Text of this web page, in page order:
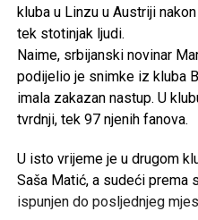
kluba u Linzu u Austriji
tek stotinjak ljudi.
Naime, srbijanski novinar
podijelio je snimke iz kluba
imala zakazan nastup. U
tvrdnji, tek 97 njenih fanova.
U isto vrijeme je u drugom
Saša Matić, a sudeći prema
ispunjen do posljednjeg